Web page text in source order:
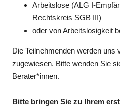
Arbeitslose (ALG I-
Rechtskreis SGB III)
oder von Arbeitslosigkeit
Die Teilnehmenden werden uns
zugewiesen. Bitte wenden Sie
Berater*innen.
Bitte bringen Sie zu Ihrem